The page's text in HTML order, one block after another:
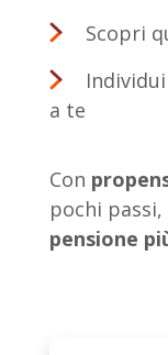
Scopri
a te
Con
pochi
pensione